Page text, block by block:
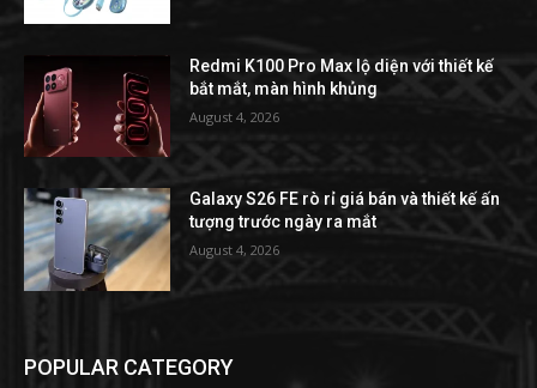
Redmi K100 Pro Max lộ diện với thiết kế
bắt mắt, màn hình khủng
August 4, 2026
Galaxy S26 FE rò rỉ giá bán và thiết kế ấn
tượng trước ngày ra mắt
August 4, 2026
POPULAR CATEGORY